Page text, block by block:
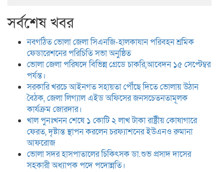
সর্বশেষ খবর
নবগঠিত ভোলা জেলা সিএনজি-হালকাযান পরিবহন শ্রমিক
ফেডারেশনের পরিচিতি সভা অনুষ্ঠিত
ভোলা জেলা পরিষদে বিভিন্ন গ্রেডে চাকরি,আবেদন ১৫ সেপ্টেম্বর
পর্যন্ত।
সরকারি খরচে আইনগত সহায়তা পৌঁছে দিতে ভোলায় উঠান
বৈঠক, জেলা লিগ্যাল এইড অফিসের জনসচেতনতামূলক
কার্যক্রম জোরদার।
খাল পুনঃখনন শেষে ১ কোটি ২ লাখ টাকা রাষ্ট্রীয় কোষাগারে
ফেরত, দৃষ্টান্ত স্থাপন করলেন চরফ্যাশনের ইউএনও রুমানা
আফরোজ
ভোলা সদর হাসপাতালের চিকিৎসক ডা.শুভ প্রসাদ দাসের
সহকারী অধ্যাপক পদে পদোন্নতি।